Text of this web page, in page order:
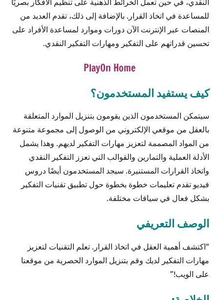
للمساعدة في اتخاذ القرار. بالإضافة إلى ذلك، تقدم العديد من
المنصات عبر الإنترنت الآن دورات وموارد لمساعدة الأفراد على
تحسين قدراتهم على التفكير ومهارات التفكير النقدي.
PlayOn Home
كيف يستفيد المستخدمون؟
سيتمكن المستخدمون الذين يقومون بتنزيل الموارد المتعلقة
بالعقل من موقعي الإلكتروني من الوصول إلى مجموعة متنوعة
من المواد المصممة لتعزيز مهارات التفكير لديهم. وهذا يشمل
الأدلة العملية والتمارين والقوالب التي تعزز التفكير النقدي
واتخاذ القرارات المستنيرة. سيجد المستخدمون أيضًا دروس
فيديو تقدم تعليمات خطوة بخطوة حول تطبيق تقنيات التفكير
بشكل فعال في سياقات مختلفة.
الوصف التعريفي
“اكتشف أهمية العقل في اتخاذ القرار. تعلم التقنيات لتعزيز
مهارات التفكير لديك وقم بتنزيل الموارد الحصرية من موقعنا
على الويب!”